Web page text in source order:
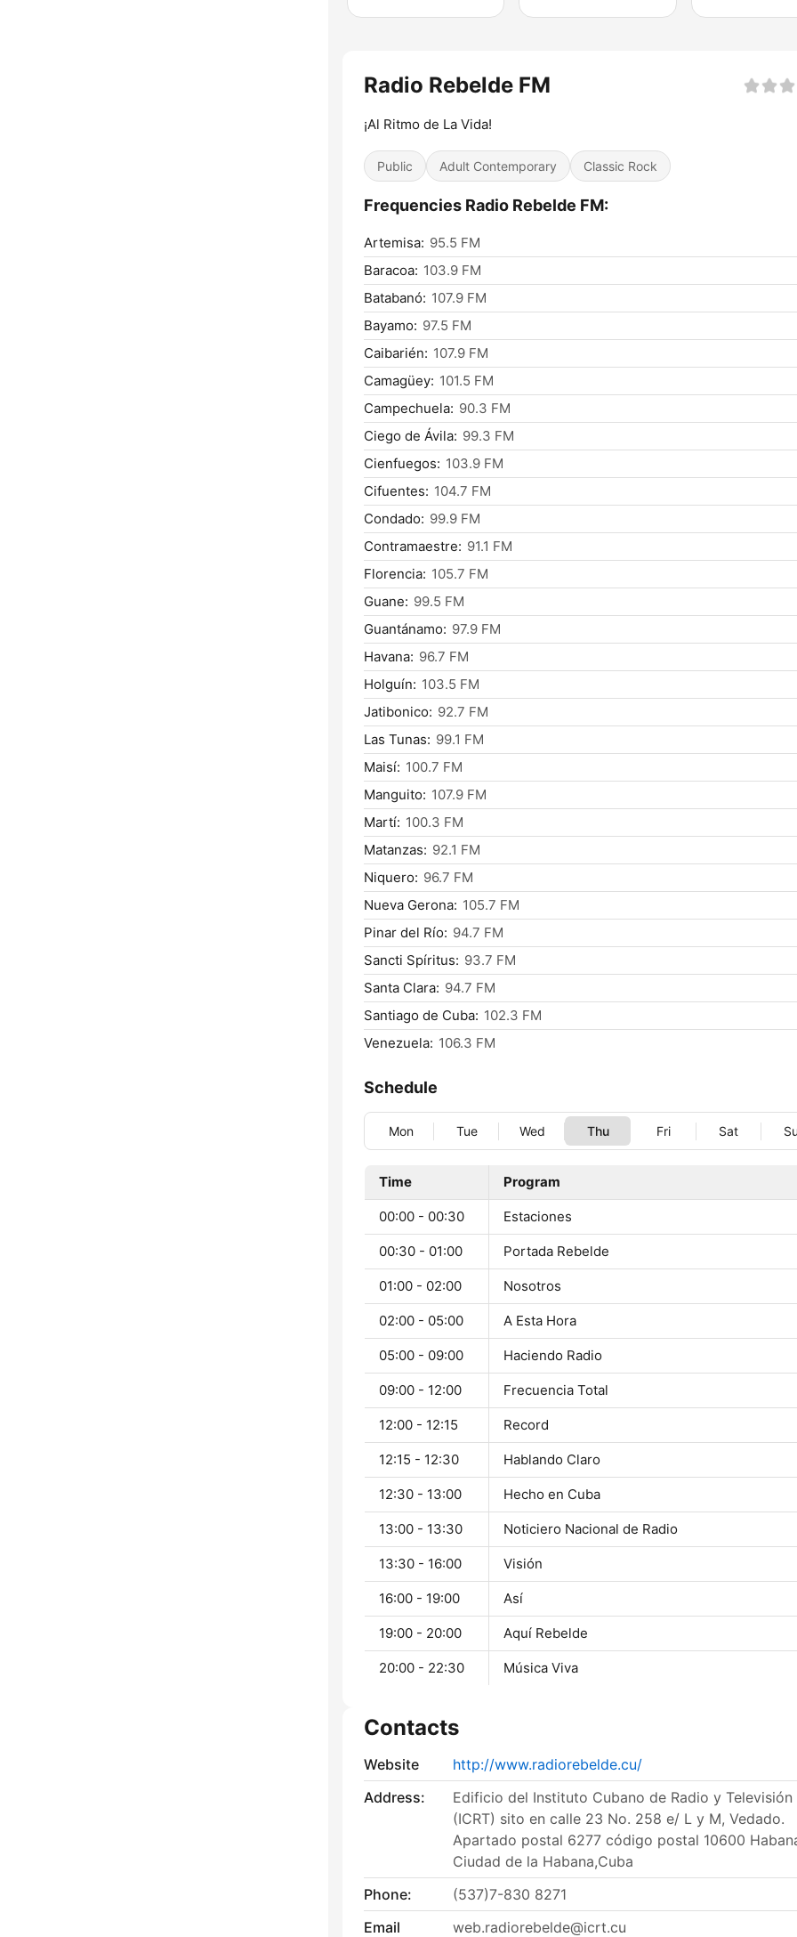
Radio Rebelde FM
¡Al Ritmo de La Vida!
Public Adult Contemporary Classic Rock
Frequencies Radio Rebelde FM:
Artemisa: 95.5 FM
Baracoa: 103.9 FM
Batabanó: 107.9 FM
Bayamo: 97.5 FM
Caibarién: 107.9 FM
Camagüey: 101.5 FM
Campechuela: 90.3 FM
Ciego de Ávila: 99.3 FM
Cienfuegos: 103.9 FM
Cifuentes: 104.7 FM
Condado: 99.9 FM
Contramaestre: 91.1 FM
Florencia: 105.7 FM
Guane: 99.5 FM
Guantánamo: 97.9 FM
Havana: 96.7 FM
Holguín: 103.5 FM
Jatibonico: 92.7 FM
Las Tunas: 99.1 FM
Maisí: 100.7 FM
Manguito: 107.9 FM
Martí: 100.3 FM
Matanzas: 92.1 FM
Niquero: 96.7 FM
Nueva Gerona: 105.7 FM
Pinar del Río: 94.7 FM
Sancti Spíritus: 93.7 FM
Santa Clara: 94.7 FM
Santiago de Cuba: 102.3 FM
Venezuela: 106.3 FM
Schedule
Mon Tue Wed Thu Fri Sat
Time Program
00:00 - 00:30 Estaciones
00:30 - 01:00 Portada Rebelde
01:00 - 02:00 Nosotros
02:00 - 05:00 A Esta Hora
05:00 - 09:00 Haciendo Radio
09:00 - 12:00 Frecuencia Total
12:00 - 12:15 Record
12:15 - 12:30 Hablando Claro
12:30 - 13:00 Hecho en Cuba
13:00 - 13:30 Noticiero Nacional de Radio
13:30 - 16:00 Visión
16:00 - 19:00 Así
19:00 - 20:00 Aquí Rebelde
20:00 - 22:30 Música Viva
Contacts
Website
http://www.radiorebelde.cu/
Address:
Edificio del Instituto Cubano de Radio y Televisión
(ICRT) sito en calle 23 No. 258 e/ L y M, Vedado.
Apartado postal 6277 código postal 10600
Ciudad de la Habana,Cuba
Phone:
(537)7-830 8271
Email
web.radiorebelde@icrt.cu